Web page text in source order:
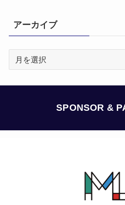
アーカイブ
SPONSOR &